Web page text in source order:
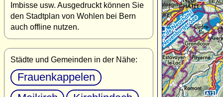
Imbisse usw. Ausgedruckt können Sie
den Stadtplan von Wohlen bei Bern
auch offline nutzen.
Städte und Gemeinden in der Nähe:
Frauenkappelen